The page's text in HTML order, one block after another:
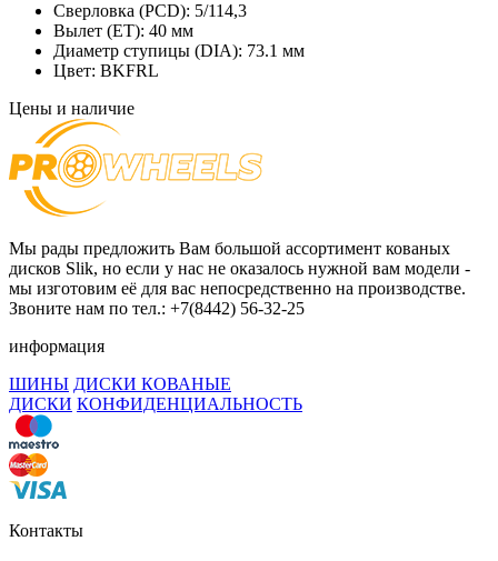
Сверловка (PCD): 5/114,3
Вылет (ET): 40 мм
Диаметр ступицы (DIA): 73.1 мм
Цвет: BKFRL
Цены и наличие
Мы рады предложить Вам большой ассортимент кованых
дисков Slik, но если у нас не оказалось нужной вам модели -
мы изготовим её для вас непосредственно на производстве.
Звоните нам по тел.: +7(8442) 56-32-25
информация
ШИНЫ ДИСКИ КОВАНЫЕ
ДИСКИ КОНФИДЕНЦИАЛЬНОСТЬ
Контакты